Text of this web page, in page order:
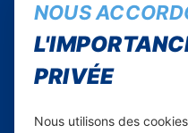
Services
Services Mobiles
Internet Résidentiel
Business
NOUS
PRIVÉE
Nous utilisons des